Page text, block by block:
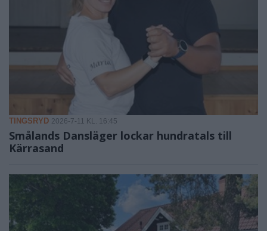
TINGSRYD 2026-7-11 KL. 16:45
Smålands Dansläger lockar hundratals till
Kärrasand